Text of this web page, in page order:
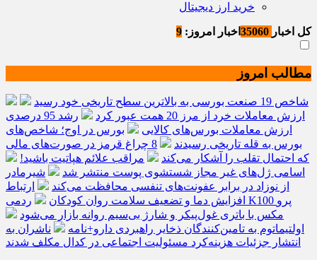
خرید ارز دیجیتال
کل اخبار اخبار امروز: 9
مطالب امروز
شاخص 19 صنعت بورسی به بالاترین سطح تاریخی خود رسید
ارزش معاملات خرد از مرز 20 همت عبور کرد
رشد 95 درصدی
ارزش معاملات بورس‌های کالایی
بورس در اوج؛ شاخص‌های
بورس به قله تاریخی رسیدند
8 چراغ قرمز در صورت‌های مالی
که احتمال تقلب را آشکار می‌کند
مراقب علائم هپاتیت باشید!
اسامی ژل‌های غیر مجاز شستشوی پوست منتشر شد
شیرمادر
از نوزاد در برابر عفونت‌های تنفسی محافظت می‌کند
ارتباط
افزایش دما و تضعیف سلامت روان کودکان
ردمی K100 پرو
مکس با باتری غول‌پیکر و شارژ بی‌سیم روانه بازار می‌شود
اولتیماتوم به تامین‌کنندگان ذخایر راهبردی دارو+نامه
ناشران به
انتشار جزئیات هزینه‌کرد مسئولیت اجتماعی در کدال مکلف شدند